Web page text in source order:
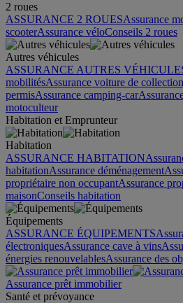
2 roues
ASSURANCE 2 ROUESAssurance
scooterAssurance véloConseils 2 roues
Autres véhicules
ASSURANCE AUTRES
mobilitésAssurance voiture de collection
permisAssurance camping-car
motoculteur
Habitation et Emprunteur
Habitation
ASSURANCE HABITATION
habitationAssurance déménagement
propriétaire non occupantAssurance
maisonConseils habitation
Équipements
ASSURANCE ÉQUIPEMENTS
électroniquesAssurance cave à vins
énergies renouvelablesAssurance des
Assurance prêt immobilier
Santé et prévoyance